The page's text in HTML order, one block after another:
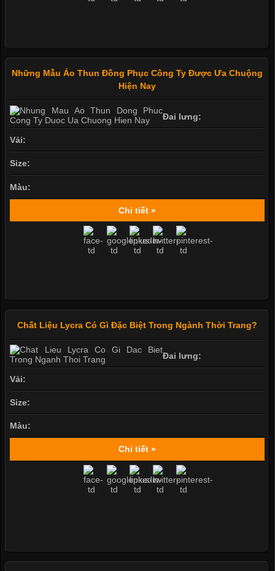
Những Mẫu Áo Thun Đồng Phục Công Ty Được Ưa Chuộng
Hiện Nay
Đai lưng:
Vải:
Size:
Màu:
Chi tiết »
Chất Liệu Lycra Có Gì Đặc Biệt Trong Ngành Thời Trang?
Đai lưng:
Vải:
Size:
Màu:
Chi tiết »